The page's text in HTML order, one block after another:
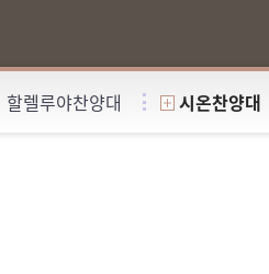
할렐루야찬양대 시온찬양대